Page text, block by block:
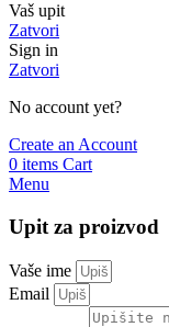
Vaš upit
Zatvori
Sign in
Zatvori
No account yet?
Create an Account
0 items Cart
Menu
Upit za proizvod
Vaše ime
Email